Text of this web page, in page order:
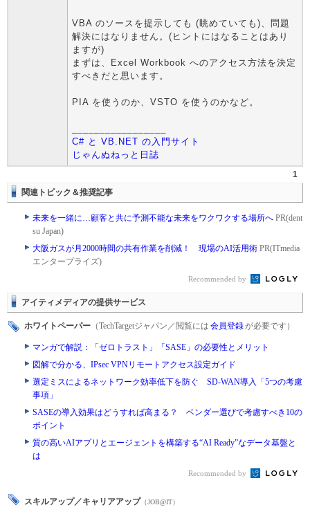
VBA のソースを提示しても (眺めていても)、問題
解決にはなりません。(ヒントにはなることはあり
ますが)
まずは、Excel Workbook へのアクセス方法を決定
すべきだと思います。
PIA を使うのか、VSTO を使うのかなど。
C# と VB.NET の入門サイト
じゃんぬねっと日誌
1
関連トピック＆推奨記事
未来を一緒に…顧客と共に予測不能な未来をワクワクする場所へ PR(dent
su Japan)
大阪ガスが月2000時間の共有作業を削減！ 現場のAI活用術 PR(ITmedia
エンタープライズ)
Recommended by
アイティメディアの提供サービス
ホワイトペーパー （TechTargetジャパン／閲覧には 会員登録が必要です）
マンガで解説：「ゼロトラスト」「SASE」の必要性とメリット
図解で分かる、IPsec VPNリモートアクセス設定ガイド
選定ミスによるネットワーク効率低下を防ぐ SD-WAN導入「5つの考慮
事項」
SASEの導入効果はどうすれば高まる？ ベンダー選びで考慮すべき10の
ポイント
質の高いAIアプリとエージェントを構築する“AI Ready”なデータ基盤と
は
Recommended by
スキルアップ／キャリアアップ （JOB@IT）